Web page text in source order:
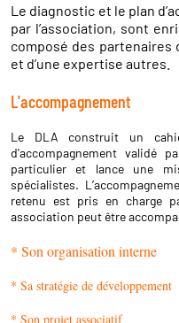
Le diagnostic et le plan
par l’association, sont
composé des partenaires
et d’une expertise autres.
L'accompagnement
Le DLA construit un
d'accompagnement validé
particulier et lance une
spécialistes.
retenu est pris en charge
association peut être
* Son organisation interne
* Sa stratégie de développement
* Son projet associatif